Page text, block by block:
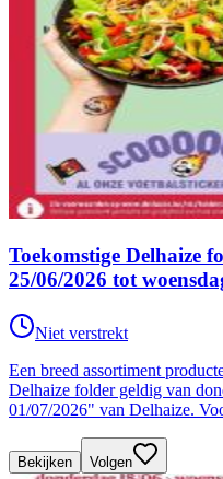
Toekomstige Delhaize
25/06/2026 tot
Niet verstrekt
Een breed assortiment
Delhaize folder geldig van
01/07/2026" van Delhaize.
Bekijken Volgen